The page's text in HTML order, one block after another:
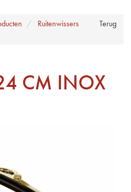
Terug
Ruitenwissers
CM INOX